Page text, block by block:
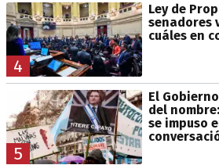
4
Ley de
senadores
cuáles en
5
El
del
se impuso